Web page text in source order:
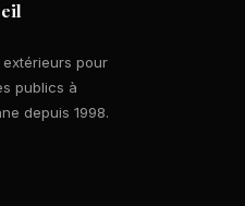
pour
publics à
depuis 1998.